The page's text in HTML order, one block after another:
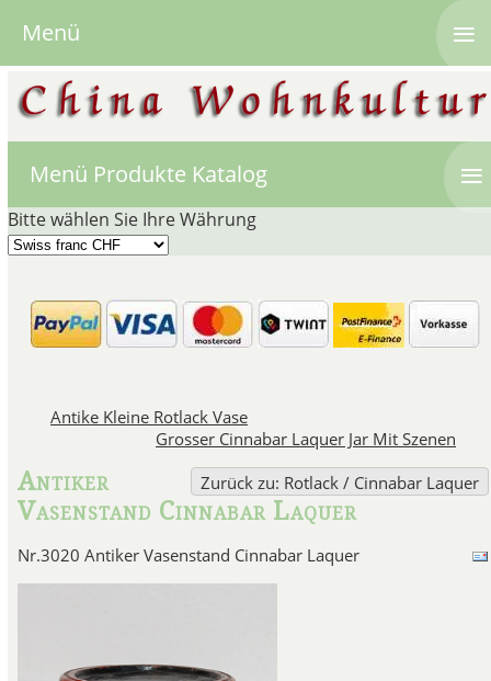
Quecksilbersulfid (HgS).
wie Schwarz, Grün und
Definition
Menü Produkte Katalog ≡
Bitte wählen Sie Ihre Währung
Antike Kleine Rotlack Vase
Grosser Cinnabar Laquer Jar Mit Szenen
Zurück zu: Rotlack / Cinnabar Laquer
Antiker
Vasenstand Cinnabar Laquer
Nr.3020 Antiker Vasenstand Cinnabar Laquer
Menü ≡